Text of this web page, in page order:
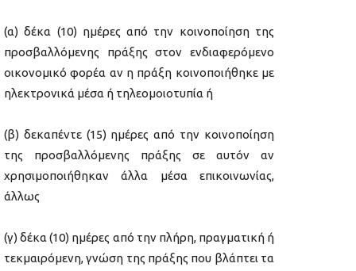
(α) δέκα (10) ημέρες από την κοινοποίηση της
προσβαλλόμενης πράξης στον ενδιαφερόμενο
οικονομικό φορέα αν η πράξη κοινοποιήθηκε με
ηλεκτρονικά μέσα ή τηλεομοιοτυπία ή
(β) δεκαπέντε (15) ημέρες από την κοινοποίηση
της προσβαλλόμενης πράξης σε αυτόν αν
χρησιμοποιήθηκαν άλλα μέσα επικοινωνίας,
άλλως
(γ) δέκα (10) ημέρες από την πλήρη, πραγματική ή
τεκμαιρόμενη, γνώση της πράξης που βλάπτει τα